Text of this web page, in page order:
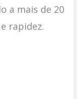
a mais de 20
rapidez.